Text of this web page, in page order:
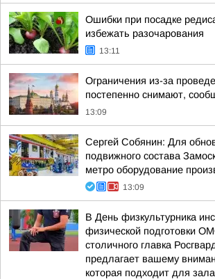
Ошибки при посадке
избежать разочарования
13:11
Ограничения из-за
постепенно снимают,
13:09
Сергей Собянин: Для
подвижного состава
метро оборудование
13:09
В День физкультурника
физической подготовки
столичного главка
предлагает вашему
которая подходит для